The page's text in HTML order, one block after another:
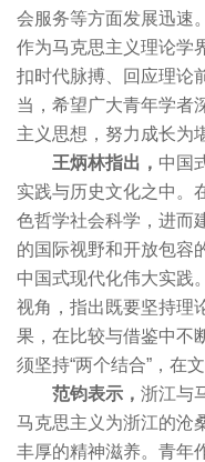
会服务等方面发展迅速
作为马克思主义理论学
扣时代脉搏、回应理论
当，希望广大青年学者
主义思想，努力成长为
王炳林指出， 中国
实践与历史文化之中。
色哲学社会科学，进而
的国际视野和开放包容
中国式现代化伟大实践
视角，指出既要坚持理
果，在比较与借鉴中不
须坚持“两个结合”，在
范钧表示， 浙江与
马克思主义为浙江的沧
丰厚的精神滋养。青年